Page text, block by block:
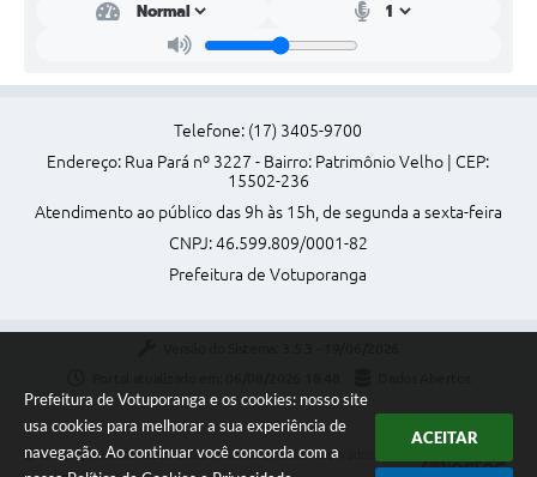
Prefeitura de Votuporanga e os cookies: nosso site
usa cookies para melhorar a sua experiência de
navegação. Ao continuar você concorda com a
ACEITAR
Telefone: (17) 3405-9700
Endereço: Rua Pará nº 3227 - Bairro: Patrimônio Velho | CEP:
15502-236
Atendimento ao público das 9h às 15h, de segunda a sexta-feira
CNPJ: 46.599.809/0001-82
Prefeitura de Votuporanga
Copyright Instar - 2006-2026. Todos os direitos reservados -